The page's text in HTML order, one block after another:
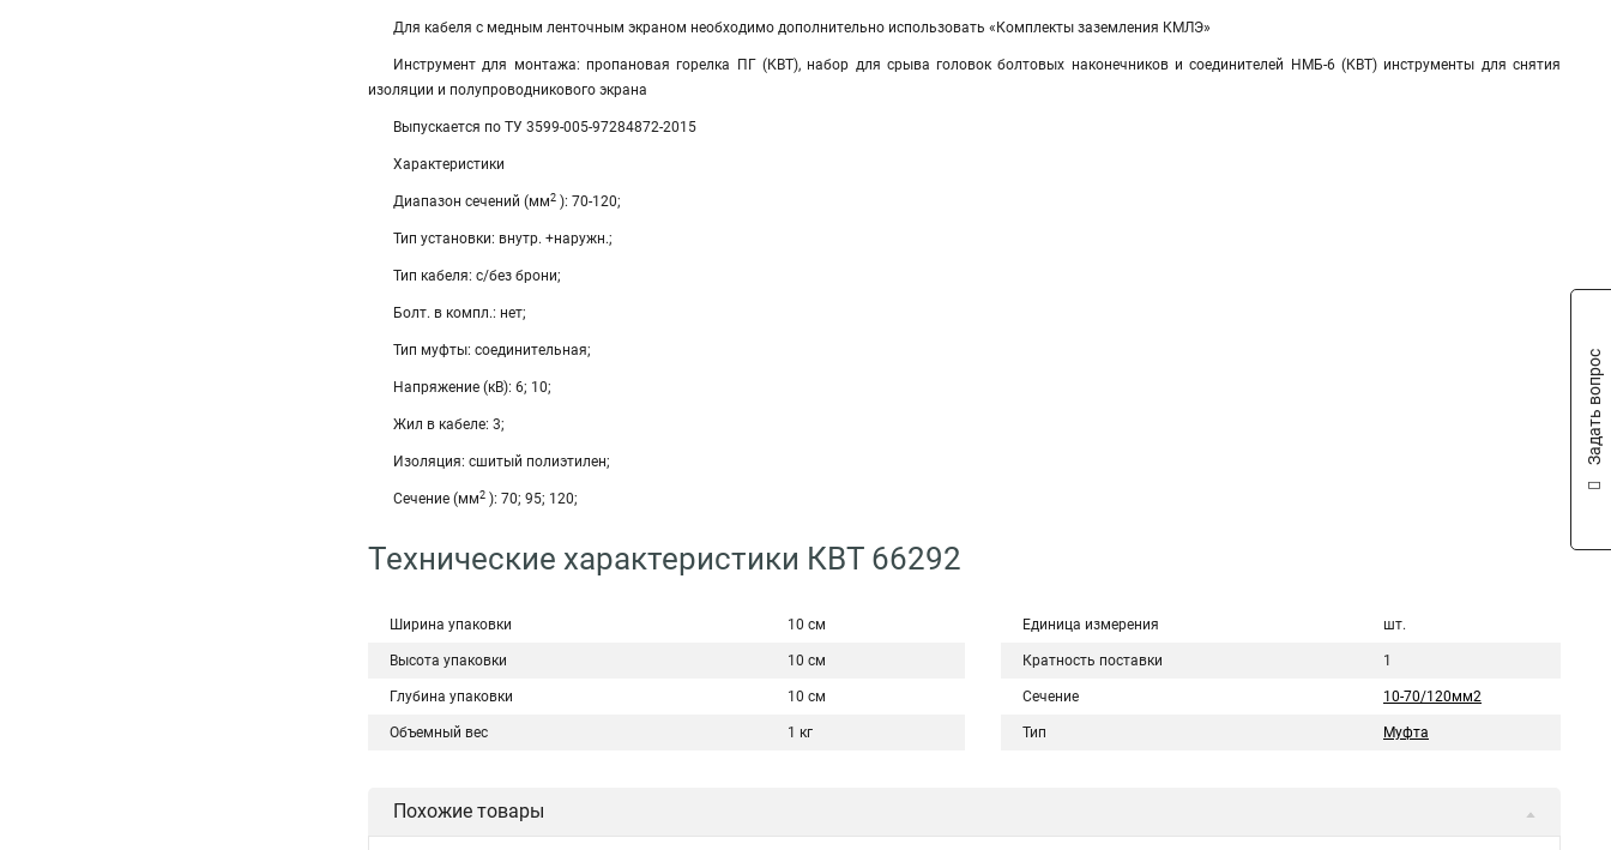
Для кабеля с медным ленточным экраном необходимо дополнительно использовать «Комплекты заземления КМЛЭ»
Инструмент для монтажа: пропановая горелка ПГ (КВТ), набор для срыва головок болтовых наконечников и соединителей НМБ-6 (КВТ) инструменты для снятия
изоляции и полупроводникового экрана
Выпускается по ТУ 3599-005-97284872-2015
Характеристики
Диапазон сечений (мм2 ): 70-120;
Тип установки: внутр. +наружн.;
Тип кабеля: с/без брони;
Болт. в компл.: нет;
Тип муфты: соединительная;
Напряжение (кВ): 6; 10;
Жил в кабеле: 3;
Изоляция: сшитый полиэтилен;
Сечение (мм2 ): 70; 95; 120;
Технические характеристики КВТ 66292
Ширина упаковки 10 см
Высота упаковки 10 см
Глубина упаковки 10 см
Объемный вес 1 кг
Единица измерения шт.
Кратность поставки 1
Сечение 10-70/120мм2
Тип Муфта
Похожие товары
Задать вопрос